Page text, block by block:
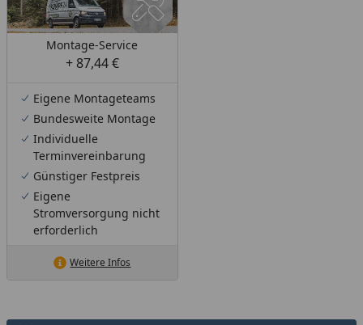
Montage-Service
+ 87,44 €
Eigene Montageteams
Bundesweite Montage
Individuelle
Terminvereinbarung
Günstiger Festpreis
Eigene
Stromversorgung nicht
erforderlich
Weitere Infos